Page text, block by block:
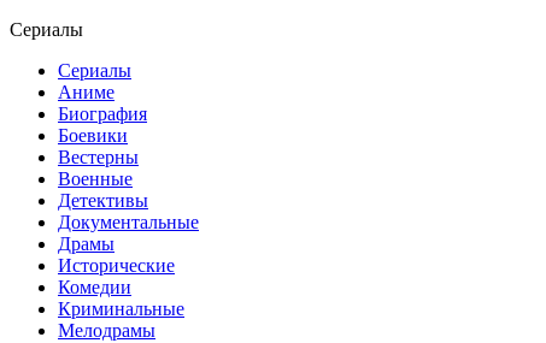
Сериалы
Сериалы
Аниме
Биография
Боевики
Вестерны
Военные
Детективы
Документальные
Драмы
Исторические
Комедии
Криминальные
Мелодрамы